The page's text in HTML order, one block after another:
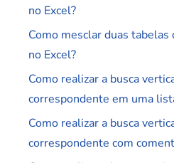
no Excel?
Como mesclar duas
no Excel?
Como realizar a busca
correspondente em uma
Como realizar a busca
correspondente com